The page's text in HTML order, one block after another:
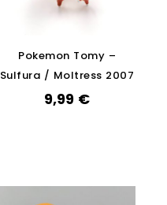
Pokemon Tomy –
Sulfura / Moltress 2007
9,99 €